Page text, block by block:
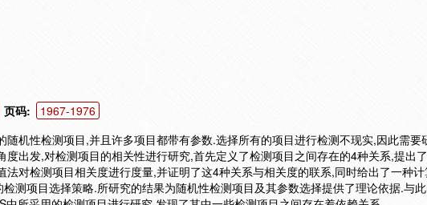
页码:
1967-1976
随机性检测项目,并且许多项目都带有参数.选择所有的项目进行检测不现实,因此需要
度出发,对检测项目的相关性进行研究,首先定义了检测项目之间存在的4种关系,提出
法对检测项目相关度进行度量,并证明了这4种关系与相关度的联系,同时给出了一种
测项目选择策略.所研究的结果为随机性检测项目及其参数选择提供了理论依据.与